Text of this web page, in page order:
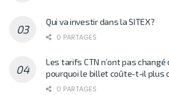
Qui va investir dans la SITEX?
0 PARTAGES
Les tarifs CTN n’ont pas changé
pourquoi le billet coûte-t-il plus
0 PARTAGES